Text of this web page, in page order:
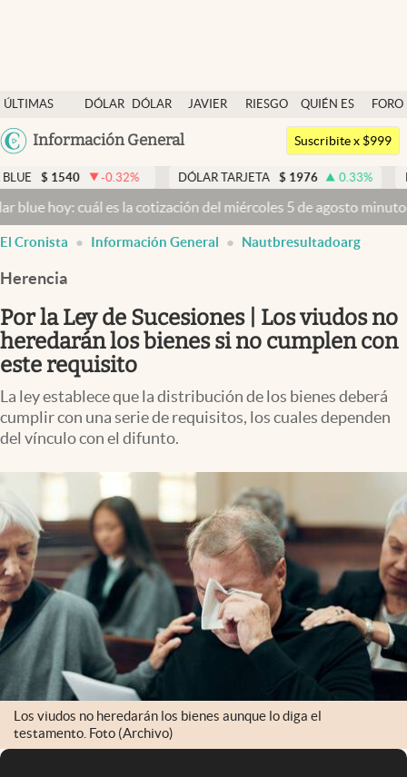
ÚLTIMAS
NOTICIAS
DÓLAR
DÓLAR
JAVIER
RIESGO
QUIÉN ES
QUIÉN
FORO
Argentina
México
Colombia
Información General
Dólar
Members
Economía y Política
Finanzas y Mercados
Mercados Online
Negocios
Columnistas
Otras secciones
Apertura
Infotechnology
Mundial 2026
Eventos Corporativos
El Cronista Studio
Mediakit
abre en nueva pestaña
Argentina
Suscribite x $999
-0.32% DÓLAR TARJETA $ 1976 0.33 % DÓLAR MEP
es la cotización del miércoles 5 de agosto minuto a minuto
El Cronista Información General Nautbresultadoarg
Herencia
Por la Ley de Sucesiones | Los viudos no
heredarán los bienes si no cumplen con
este requisito
La ley establece que la distribución de los bienes deberá
cumplir con una serie de requisitos, los cuales dependen
del vínculo con el difunto.
Los viudos no heredarán los bienes aunque lo diga el
testamento. Foto (Archivo)